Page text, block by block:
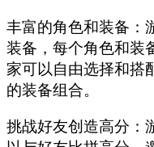
丰富的角色和装备：
装备，每个角色和装
家可以自由选择和搭
的装备组合。
挑战好友创造高分：